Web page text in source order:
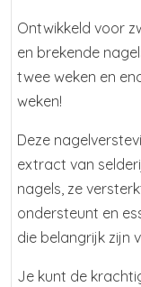
Ontwikkeld voor
en brekende
twee weken en
weken!
Deze
extract van
nagels, ze
ondersteunt en
die belangrijk zijn
Je kunt de